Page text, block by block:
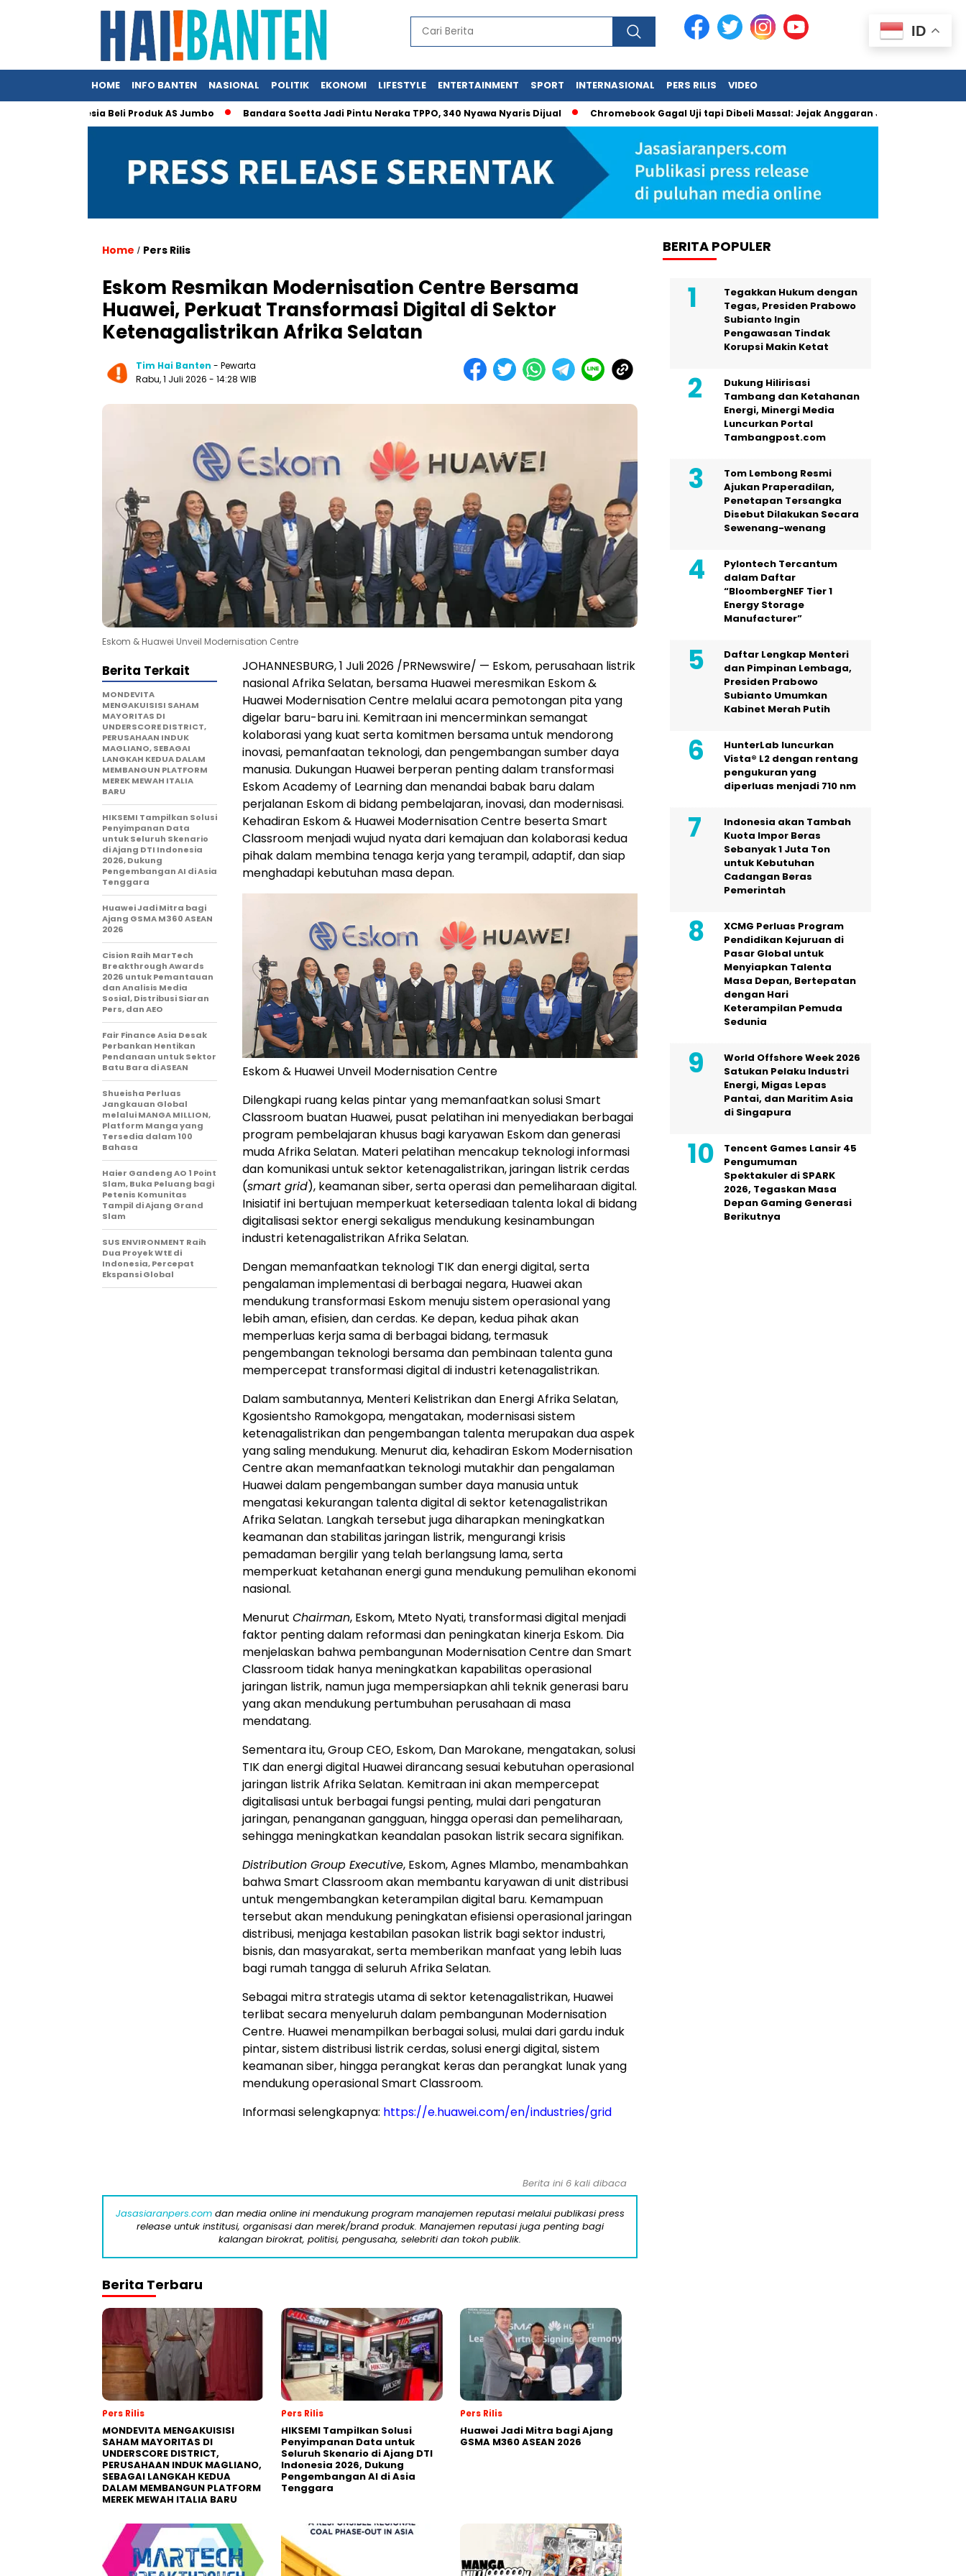
HOME INFO BANTEN NASIONAL POLITIK EKONOMI LIFESTYLE ENTERTAINMENT SPORT INTERNASIONAL PERS RILIS VIDEO
Indonesia Beli Produk AS Jumbo Bandara Soetta Jadi Pintu Neraka TPPO, 340 Nyawa Nyaris Dijual Chromebook Gagal Uji tapi Dibeli Massal: Jejak Anggaran Jumbo dan Pengabaian
Home / Pers Rilis
Eskom Resmikan Modernisation Centre Bersama
Huawei, Perkuat Transformasi Digital di Sektor
Ketenagalistrikan Afrika Selatan
Tim Hai Banten - Pewarta
Rabu, 1 Juli 2026 - 14:28 WIB
Eskom & Huawei Unveil Modernisation Centre
JOHANNESBURG, 1 Juli 2026 /PRNewswire/ — Eskom, perusahaan listrik
nasional Afrika Selatan, bersama Huawei meresmikan Eskom &
Huawei Modernisation Centre melalui acara pemotongan pita yang
digelar baru-baru ini. Kemitraan ini mencerminkan semangat
kolaborasi yang kuat serta komitmen bersama untuk mendorong
inovasi, pemanfaatan teknologi, dan pengembangan sumber daya
manusia. Dukungan Huawei berperan penting dalam transformasi
Eskom Academy of Learning dan menandai babak baru dalam
perjalanan Eskom di bidang pembelajaran, inovasi, dan modernisasi.
Kehadiran Eskom & Huawei Modernisation Centre beserta Smart
Classroom menjadi wujud nyata dari kemajuan dan kolaborasi kedua
pihak dalam membina tenaga kerja yang terampil, adaptif, dan siap
menghadapi kebutuhan masa depan.
Eskom & Huawei Unveil Modernisation Centre
Dilengkapi ruang kelas pintar yang memanfaatkan solusi Smart
Classroom buatan Huawei, pusat pelatihan ini menyediakan berbagai
program pembelajaran khusus bagi karyawan Eskom dan generasi
muda Afrika Selatan. Materi pelatihan mencakup teknologi informasi
dan komunikasi untuk sektor ketenagalistrikan, jaringan listrik cerdas
(smart grid), keamanan siber, serta operasi dan pemeliharaan digital.
Inisiatif ini bertujuan memperkuat ketersediaan talenta lokal di bidang
digitalisasi sektor energi sekaligus mendukung kesinambungan
industri ketenagalistrikan Afrika Selatan.
Dengan memanfaatkan teknologi TIK dan energi digital, serta
pengalaman implementasi di berbagai negara, Huawei akan
mendukung transformasi Eskom menuju sistem operasional yang
lebih aman, efisien, dan cerdas. Ke depan, kedua pihak akan
memperluas kerja sama di berbagai bidang, termasuk
pengembangan teknologi bersama dan pembinaan talenta guna
mempercepat transformasi digital di industri ketenagalistrikan.
Dalam sambutannya, Menteri Kelistrikan dan Energi Afrika Selatan,
Kgosientsho Ramokgopa, mengatakan, modernisasi sistem
ketenagalistrikan dan pengembangan talenta merupakan dua aspek
yang saling mendukung. Menurut dia, kehadiran Eskom Modernisation
Centre akan memanfaatkan teknologi mutakhir dan pengalaman
Huawei dalam pengembangan sumber daya manusia untuk
mengatasi kekurangan talenta digital di sektor ketenagalistrikan
Afrika Selatan. Langkah tersebut juga diharapkan meningkatkan
keamanan dan stabilitas jaringan listrik, mengurangi krisis
pemadaman bergilir yang telah berlangsung lama, serta
memperkuat ketahanan energi guna mendukung pemulihan ekonomi
nasional.
Menurut Chairman, Eskom, Mteto Nyati, transformasi digital menjadi
faktor penting dalam reformasi dan peningkatan kinerja Eskom. Dia
menjelaskan bahwa pembangunan Modernisation Centre dan Smart
Classroom tidak hanya meningkatkan kapabilitas operasional
jaringan listrik, namun juga mempersiapkan ahli teknik generasi baru
yang akan mendukung pertumbuhan perusahaan di masa
mendatang.
Sementara itu, Group CEO, Eskom, Dan Marokane, mengatakan, solusi
TIK dan energi digital Huawei dirancang sesuai kebutuhan operasional
jaringan listrik Afrika Selatan. Kemitraan ini akan mempercepat
digitalisasi untuk berbagai fungsi penting, mulai dari pengaturan
jaringan, penanganan gangguan, hingga operasi dan pemeliharaan,
sehingga meningkatkan keandalan pasokan listrik secara signifikan.
Distribution Group Executive, Eskom, Agnes Mlambo, menambahkan
bahwa Smart Classroom akan membantu karyawan di unit distribusi
untuk mengembangkan keterampilan digital baru. Kemampuan
tersebut akan mendukung peningkatan efisiensi operasional jaringan
distribusi, menjaga kestabilan pasokan listrik bagi sektor industri,
bisnis, dan masyarakat, serta memberikan manfaat yang lebih luas
bagi rumah tangga di seluruh Afrika Selatan.
Sebagai mitra strategis utama di sektor ketenagalistrikan, Huawei
terlibat secara menyeluruh dalam pembangunan Modernisation
Centre. Huawei menampilkan berbagai solusi, mulai dari gardu induk
pintar, sistem distribusi listrik cerdas, solusi energi digital, sistem
keamanan siber, hingga perangkat keras dan perangkat lunak yang
mendukung operasional Smart Classroom.
Informasi selengkapnya: https://e.huawei.com/en/industries/grid
Berita Terkait
MONDEVITA
MENGAKUISISI SAHAM
MAYORITAS DI
UNDERSCORE DISTRICT,
PERUSAHAAN INDUK
MAGLIANO, SEBAGAI
LANGKAH KEDUA DALAM
MEMBANGUN PLATFORM
MEREK MEWAH ITALIA
BARU
HIKSEMI Tampilkan Solusi
Penyimpanan Data
untuk Seluruh Skenario
di Ajang DTI Indonesia
2026, Dukung
Pengembangan AI di Asia
Tenggara
Huawei Jadi Mitra bagi
Ajang GSMA M360 ASEAN
2026
Cision Raih MarTech
Breakthrough Awards
2026 untuk Pemantauan
dan Analisis Media
Sosial, Distribusi Siaran
Pers, dan AEO
Fair Finance Asia Desak
Perbankan Hentikan
Pendanaan untuk Sektor
Batu Bara di ASEAN
Shueisha Perluas
Jangkauan Global
melalui MANGA MILLION,
Platform Manga yang
Tersedia dalam 100
Bahasa
Haier Gandeng AO 1 Point
Slam, Buka Peluang bagi
Petenis Komunitas
Tampil di Ajang Grand
Slam
SUS ENVIRONMENT Raih
Dua Proyek WtE di
Indonesia, Percepat
Ekspansi Global
Berita ini 6 kali dibaca
Jasasiaranpers.comdan media online ini mendukung program manajemen reputasi melalui publikasi press
release untuk institusi, organisasi dan merek/brand produk. Manajemen reputasi juga penting bagi
kalangan birokrat, politisi, pengusaha, selebriti dan tokoh publik.
Berita Terbaru
Pers Rilis
MONDEVITA MENGAKUISISI
SAHAM MAYORITAS DI
UNDERSCORE DISTRICT,
PERUSAHAAN INDUK MAGLIANO,
SEBAGAI LANGKAH KEDUA
DALAM MEMBANGUN PLATFORM
MEREK MEWAH ITALIA BARU
Pers Rilis
HIKSEMI Tampilkan Solusi
Penyimpanan Data untuk
Seluruh Skenario di Ajang DTI
Indonesia 2026, Dukung
Pengembangan AI di Asia
Tenggara
Pers Rilis
Huawei Jadi Mitra bagi Ajang
GSMA M360 ASEAN 2026
BERITA POPULER
Tegakkan Hukum dengan
Tegas, Presiden Prabowo
Subianto Ingin
Pengawasan Tindak
Korupsi Makin Ketat
Dukung Hilirisasi
Tambang dan Ketahanan
Energi, Minergi Media
Luncurkan Portal
Tambangpost.com
Tom Lembong Resmi
Ajukan Praperadilan,
Penetapan Tersangka
Disebut Dilakukan Secara
Sewenang-wenang
Pylontech Tercantum
dalam Daftar
“BloombergNEF Tier 1
Energy Storage
Manufacturer”
Daftar Lengkap Menteri
dan Pimpinan Lembaga,
Presiden Prabowo
Subianto Umumkan
Kabinet Merah Putih
HunterLab luncurkan
Vista® L2 dengan rentang
pengukuran yang
diperluas menjadi 710 nm
Indonesia akan Tambah
Kuota Impor Beras
Sebanyak 1 Juta Ton
untuk Kebutuhan
Cadangan Beras
Pemerintah
XCMG Perluas Program
Pendidikan Kejuruan di
Pasar Global untuk
Menyiapkan Talenta
Masa Depan, Bertepatan
dengan Hari
Keterampilan Pemuda
Sedunia
World Offshore Week 2026
Satukan Pelaku Industri
Energi, Migas Lepas
Pantai, dan Maritim Asia
di Singapura
Tencent Games Lansir 45
Pengumuman
Spektakuler di SPARK
2026, Tegaskan Masa
Depan Gaming Generasi
Berikutnya
ID